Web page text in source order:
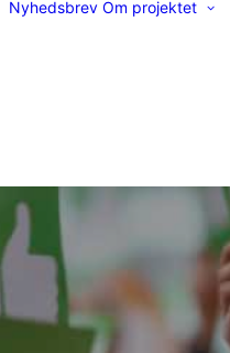
Nyhedsbrev Om projektet